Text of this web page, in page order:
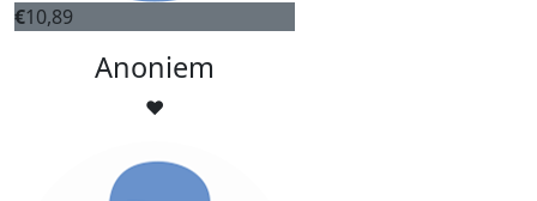
€10,89
Anoniem
❤️